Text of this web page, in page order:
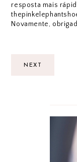
resposta mais
Novamente,
NEXT